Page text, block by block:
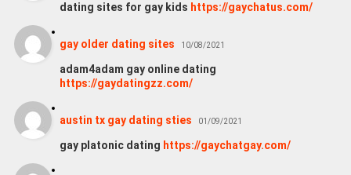
dating sites for gay kids https://gaychatus.com/
gay older dating sites 10/08/2021
adam4adam gay online dating
https://gaydatingzz.com/
austin tx gay dating sties 01/09/2021
gay platonic dating https://gaychatgay.com/